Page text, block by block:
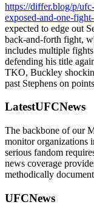
https://differ.blog/p/
exposed-and-one-
expected to edge out
back-and-forth fight,
includes multiple
defending his title
TKO, Buckley
past Stephens on
LatestUFCNews
The backbone of our
monitor organizations
serious fandom
news coverage
methodically
UFCNews